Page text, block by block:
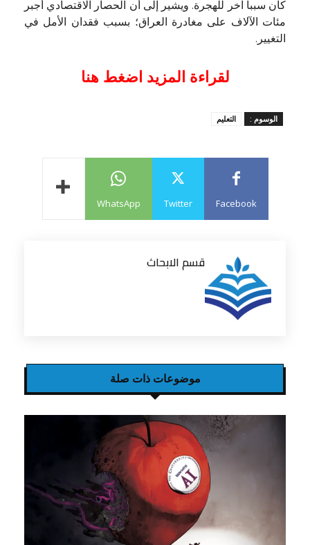
كان سبباً آخر للهجرة. ويشير إلى أن الحصار الاقتصادي أجبر
مئات الآلاف على مغادرة العراق؛ بسبب فقدان الأمل في
التغيير.
لقراءة المزيد اضغط هنا
الوسوم : التعليم
Facebook
Twitter
WhatsApp
قسم الابحاث
موضوعات ذات صلة